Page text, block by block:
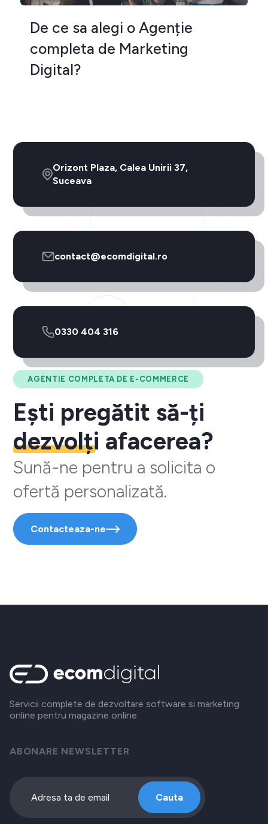
De ce sa alegi o Agenție
completa de Marketing
Digital?
AGENTIE COMPLETA DE E-COMMERCE
Ești pregătit să-ți
dezvolți afacerea?
Sună-ne pentru a solicita o
ofertă personalizată.
Contacteaza-ne
Orizont Plaza, Calea Unirii 37,
Suceava
contact@ecomdigital.ro
0330 404 316
Servicii complete de dezvoltare software si marketing
online pentru magazine online.
ABONARE NEWSLETTER
Cauta